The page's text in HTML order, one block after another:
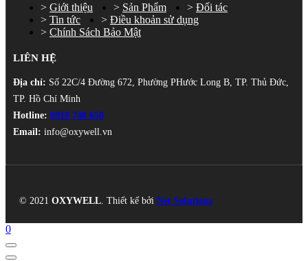
Giới thiệu Sản Phẩm
Đối tác
Tin tức
Điều khoản sử dụng
Chính Sách Bảo Mật
LIÊN HỆ
Địa chỉ: Số 22C/4 Đường 672, Phường PHước Long B, TP. Thủ Đức,
TP. Hồ Chí Minh
Hotline: 0918 748 650
Email: info@oxywell.vn
© 2021 OXYWELL . Thiết kế bởi Net Solutions
0